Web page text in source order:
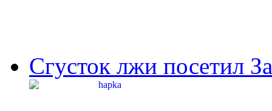
Сгусток лжи посетил